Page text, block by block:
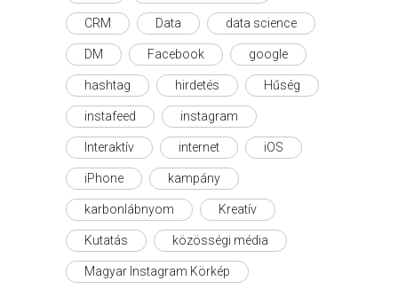
CRM Data data science
DM Facebook google
hashtag hirdetés Hűség
instafeed instagram
Interaktív internet iOS
iPhone kampány
karbonlábnyom Kreatív
Kutatás közösségi média
Magyar Instagram Körkép